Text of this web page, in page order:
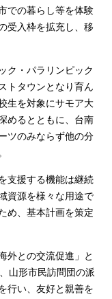
での暮らし等を体験
受入枠を拡充し、移
ク・パラリンピック
トタウンとなり育ん
生を対象にサモア大
めるとともに、台南
ツのみならず他の分
支援する機能は継続
資源を様々な用途で
め、基本計画を策定
外との交流促進」と
山形市民訪問団の派
行い、友好と親善を